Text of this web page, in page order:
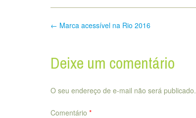
Post
← Marca acessível na Rio 2016
Deixe um comentário
O seu endereço de e-mail não será publicado.
Comentário *